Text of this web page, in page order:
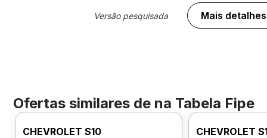
Versão pesquisada Mais detalhes
Ofertas similares de na Tabela Fipe
CHEVROLET S10 CHEVROLET